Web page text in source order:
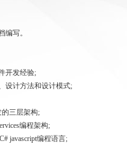
写。
开发经验;
计方法和设计模式;
三层架构;
编程架构;
javascript编程语言;